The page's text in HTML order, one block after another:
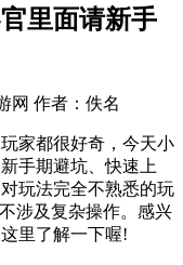
里面请新手
网 作者：佚名
家都很好奇，今天小
手期避坑、快速上
玩法完全不熟悉的玩
涉及复杂操作。感兴
里了解一下喔!